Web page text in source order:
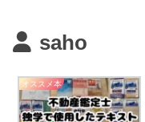
saho
オススメ本